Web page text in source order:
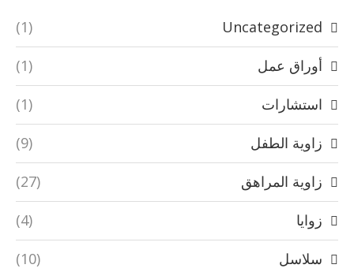
Uncategorized
(1)
أوراق عمل (1)
استشارات (1)
زاوية الطفل (9)
زاوية المراهق (27)
زوايا (4)
سلاسل (10)